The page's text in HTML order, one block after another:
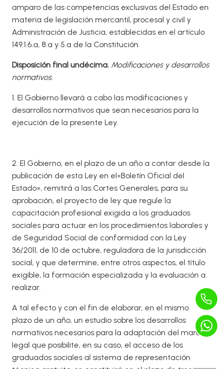
amparo de las competencias exclusivas del Estado en
materia de legislación mercantil, procesal y civil y
Administración de Justicia, establecidas en el artículo
149.1.6.ª, 8.ª y 5.ª de la Constitución.
Disposición final undécima. Modificaciones y desarrollos
normativos.
1. El Gobierno llevará a cabo las modificaciones y
desarrollos normativos que sean necesarios para la
ejecución de la presente Ley.
2. El Gobierno, en el plazo de un año a contar desde la
publicación de esta Ley en el«Boletín Oficial del
Estado», remitirá a las Cortes Generales, para su
aprobación, el proyecto de ley que regule la
capacitación profesional exigida a los graduados
sociales para actuar en los procedimientos laborales y
de Seguridad Social de conformidad con la Ley
36/2011, de 10 de octubre, reguladora de la jurisdicción
social, y que determine, entre otros aspectos, el título
exigible, la formación especializada y la evaluación a
realizar.
A tal efecto y con el fin de elaborar, en el mismo
plazo de un año, un estudio sobre los desarrollos
normativos necesarios para la adaptación del marco
legal que posibilite, en su caso, el acceso de los
graduados sociales al sistema de representación